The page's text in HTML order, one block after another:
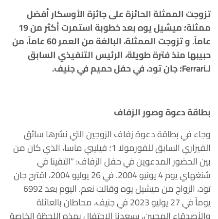
تزوجت الممثلة الحائزة على جائزة الأوسكار أفضل
ممثلة؛ميشيل يوه
بعد خطوبة استمرت أكثر من 19
عاماً. و تزوجت الممثلة، البالغة من العمر 60 عاماً، من
حبيبها منذ فترة طويلة، الرئيس التنفيذي السابق
لـFerrari؛ جان تود، في حفل حميم في جنيف.
بطاقة دعوة وصور الزفاف
وجاء في بطاقة دعوة زفاف الزوجين التي نشرها سائق
الفيراري السابق للفورمولا 1؛ فيليبي ماسا، الذي كان من
بين الحضور المدعوين في حفل الزفاف: “التقينا في
شنغهاي يوم 4 يونيو 2004. في 26 يوليو 2004، اقترح جان
تود، الزواج من ميشيل يوه وقالت نعم. اليوم بعد 6992
يوماً في 27 يوليو 2023 في جنيف، محاطان بالعائلة
والأصدقاء المحبين، يسعدنا الاحتفال بهذه اللحظة الخاصة